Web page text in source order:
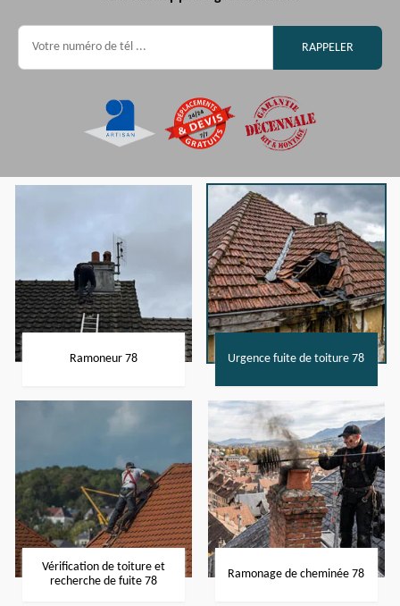
Ramoneur 78 Urgence fuite de toiture 78
Vérification de toiture et
recherche de fuite 78
Ramonage de cheminée 78